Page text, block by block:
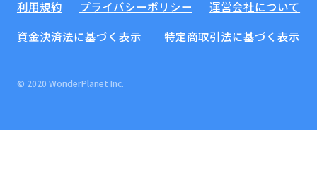
利用規約 プライバシーポリシー
運営会社について
資金決済法に基づく表示
特定商取引法に基づく表示
© 2020 WonderPlanet Inc.